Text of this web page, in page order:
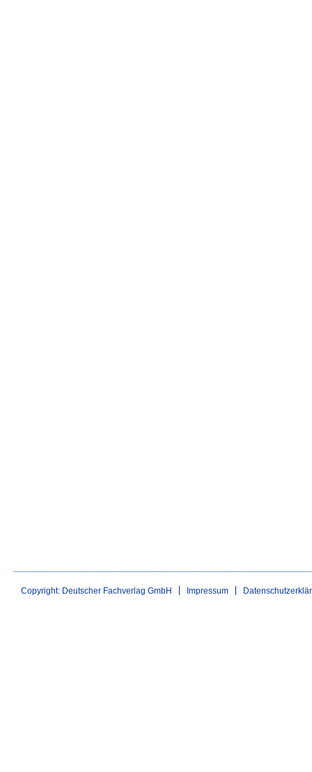
Copyright: Deutscher Fachverlag GmbH Impressum